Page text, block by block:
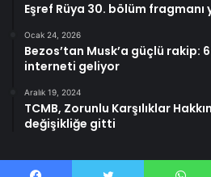
Eşref Rüya 30. bölüm fragmanı
Ocak 24, 2026
Bezos’tan Musk’a güçlü rakip:
interneti geliyor
Aralık 19, 2024
TCMB, Zorunlu Karşılıklar
değişikliğe gitti